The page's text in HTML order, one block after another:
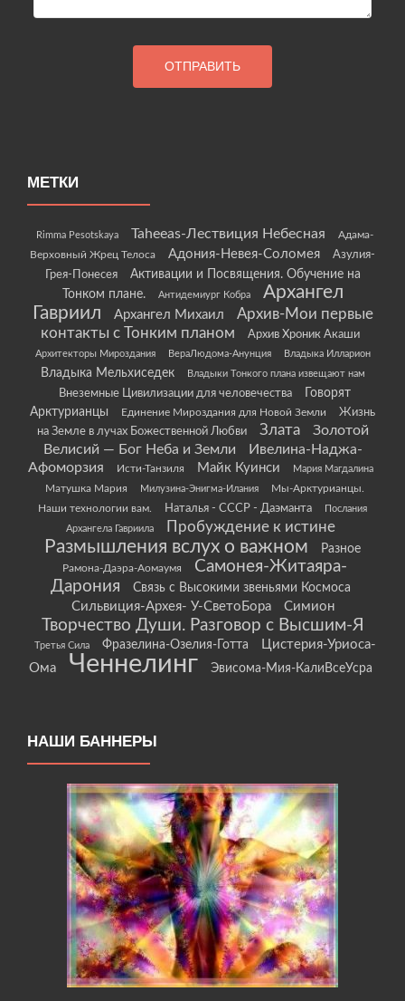
МЕТКИ
Rimma Pesotskaya Taheeas-Лествиция Небесная
Адама-
Верховный Жрец Телоса
Адония-Невея-Соломея
Азулия-
Грея-Понесея
Активации и Посвящения. Обучение на
Тонком плане.
Антидемиург Кобра
Архангел
Гавриил
Архангел Михаил
Архив-Мои первые
контакты с Тонким планом
Архив Хроник Акаши
Архитекторы Мироздания ВераЛюдома-Анунция Владыка Илларион
Владыка Мельхиседек Владыки Тонкого плана извещают нам
Внеземные Цивилизации для человечества
Говорят
Арктурианцы
Единение Мироздания для Новой Земли
Жизнь
на Земле в лучах Божественной Любви
Злата
Золотой
Велисий — Бог Неба и Земли
Ивелина-Наджа-
Афоморзия
Исти-Танзиля Майк Куинси Мария Магдалина
Матушка Мария Милузина-Энигма-Илания
Мы-Арктурианцы.
Наши технологии вам.
Наталья - СССР - Даэманта
Послания
Архангела Гавриила
Пробуждение к истине
Размышления вслух о важном Разное
Рамона-Даэра-Аомаумя
Самонея-Житаяра-
Дарония
Связь с Высокими звеньями Космоса
Сильвиция-Архея- У-СветоБора Симион
Творчество Души. Разговор с Высшим-Я
Третья Сила Фразелина-Озелия-Готта
Цистерия-Уриоса-
Ома
Ченнелинг Эвисома-Мия-КалиВсеУсра
НАШИ БАННЕРЫ